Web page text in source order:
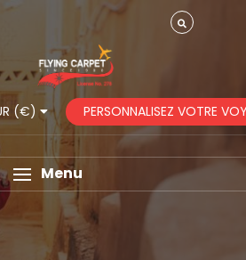
(€) PERSONNALISEZ VOTRE
Menu